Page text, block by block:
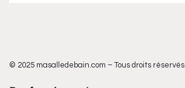
© 2025 masalledebain.com – Tous droits réservés